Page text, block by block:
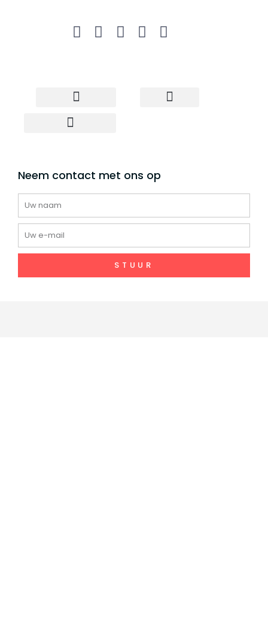
Neem contact met ons op
Naam
E-
mail
STUUR